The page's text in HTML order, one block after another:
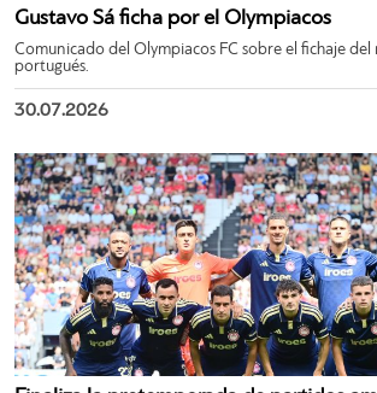
Gustavo Sá ficha por el Olympiacos
Comunicado del Olympiacos FC sobre el fichaje
portugués.
30.07.2026